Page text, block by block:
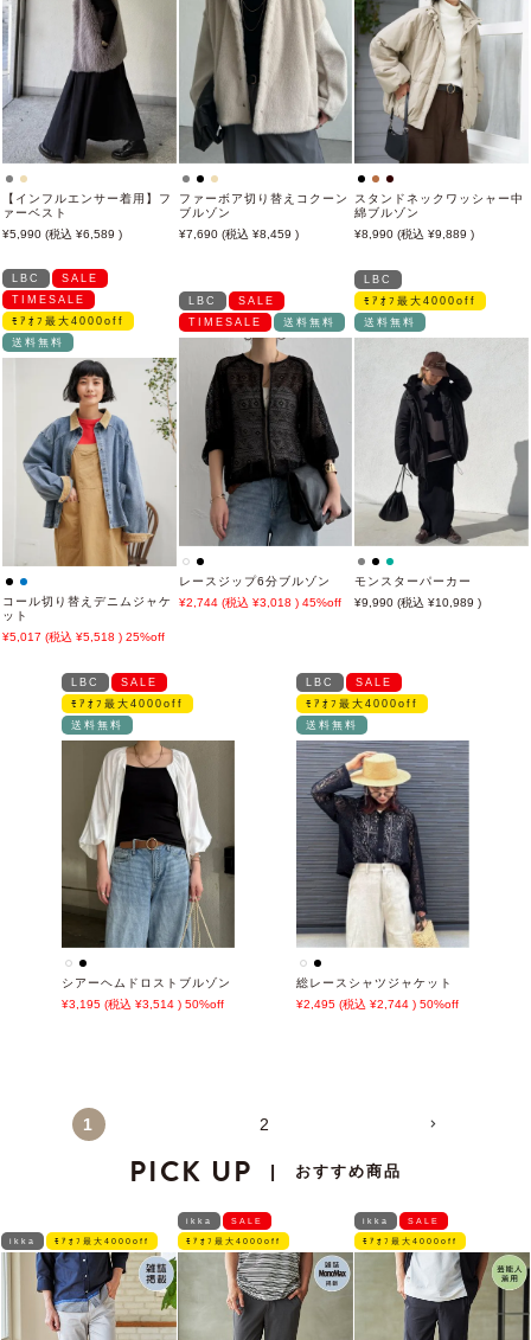
【インフルエンサー着用】フ
ァーベスト
5,990
6,589
ファーボア切り替えコクーン
ブルゾン
7,690
8,459
スタンドネックワッシャー中
綿ブルゾン
8,990
9,889
LBC
SALE
TIMESALE
ﾓｱｵﾌ最大4000off
送料無料
コール切り替えデニムジャケ
ット
5,017
5,518 25%off
LBC
SALE
TIMESALE
送料無料
レースジップ6分ブルゾン
2,744
3,018 45%off
LBC
ﾓｱｵﾌ最大4000off
送料無料
モンスターパーカー
9,990
10,989
LBC
SALE
ﾓｱｵﾌ最大4000off
送料無料
シアーヘムドロストブルゾン
3,195
3,514 50%off
LBC
SALE
ﾓｱｵﾌ最大4000off
送料無料
総レースシャツジャケット
2,495
2,744 50%off
1 2
PICK UP | おすすめ商品
ikka ﾓｱｵﾌ最大4000off
ikka SALE
ﾓｱｵﾌ最大4000off
ikka SALE
ﾓｱｵﾌ最大4000off